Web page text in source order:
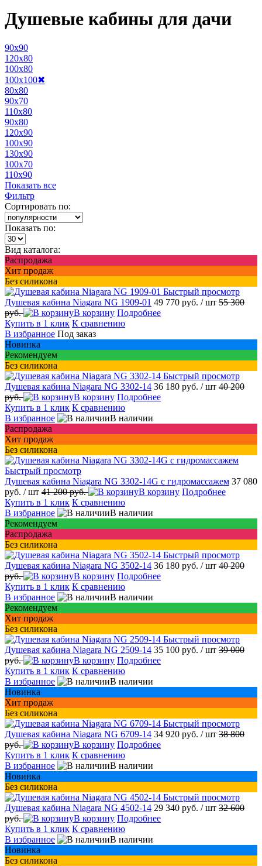
Душевые кабины для дачи
90x90
120x80
100x80
100x100✖
80x80
90x70
110x80
90x80
120x90
100x90
130x90
100x70
110x90
Показать все
Фильтр
Сортировать по:
Показать по:
Вид каталога:
Распродажа
Хит продаж
Без силикона
Быстрый просмотр
Душевая кабина Niagara NG 1909-01 49 770 руб. / шт 55 300
руб.
В корзину Подробнее
Купить в 1 клик К сравнению
В избранное Под заказ
Новинка
Рекомендуем
Без силикона
Быстрый просмотр
Душевая кабина Niagara NG 3302-14 36 180 руб. / шт 40 200
руб.
В корзину Подробнее
Купить в 1 клик К сравнению
В избранное
В наличии
Распродажа
Хит продаж
Без силикона
Быстрый просмотр
Душевая кабина Niagara NG 3302-14G с гидромассажем 37 080
руб. / шт 41 200 руб. В корзину Подробнее
Купить в 1 клик К сравнению
В избранное
В наличии
Рекомендуем
Распродажа
Без силикона
Быстрый просмотр
Душевая кабина Niagara NG 3502-14 36 180 руб. / шт 40 200
руб.
В корзину Подробнее
Купить в 1 клик К сравнению
В избранное
В наличии
Рекомендуем
Хит продаж
Без силикона
Быстрый просмотр
Душевая кабина Niagara NG 2509-14 35 100 руб. / шт 39 000
руб.
В корзину Подробнее
Купить в 1 клик К сравнению
В избранное
В наличии
Новинка
Хит продаж
Без силикона
Быстрый просмотр
Душевая кабина Niagara NG 6709-14 34 920 руб. / шт 38 800
руб.
В корзину Подробнее
Купить в 1 клик К сравнению
В избранное
В наличии
Новинка
Без силикона
Быстрый просмотр
Душевая кабина Niagara NG 4502-14 29 340 руб. / шт 32 600
руб.
В корзину Подробнее
Купить в 1 клик К сравнению
В избранное
В наличии
Новинка
Без силикона